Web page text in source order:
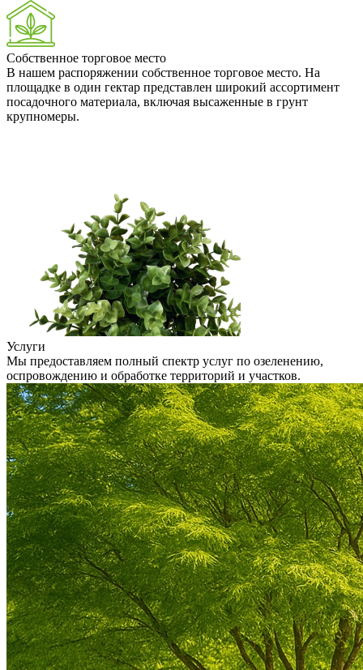
Собственное торговое место
В нашем распоряжении собственное торговое место. На
площадке в один гектар представлен широкий ассортимент
посадочного материала, включая высаженные в грунт
крупномеры.
Услуги
Мы предоставляем полный спектр услуг по озеленению,
оспровождению и обработке территорий и участков.